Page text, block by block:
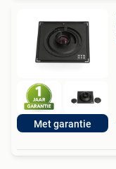
Met garantie